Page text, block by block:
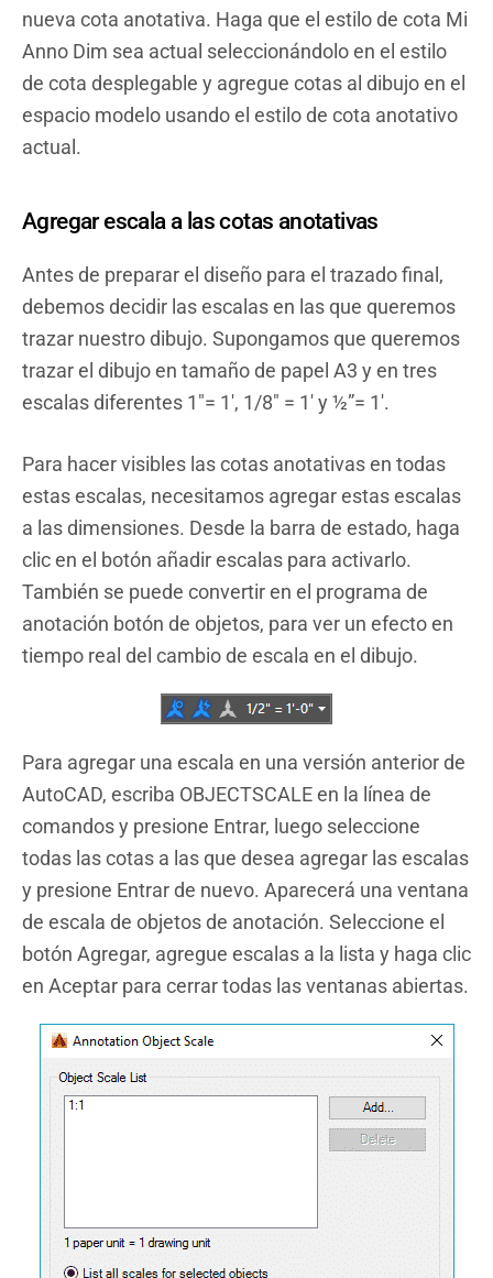
nueva cota anotativa. Haga que el estilo de cota Mi
Anno Dim sea actual seleccionándolo en el estilo
de cota desplegable y agregue cotas al dibujo en el
espacio modelo usando el estilo de cota anotativo
actual.
Agregar escala a las cotas anotativas
Antes de preparar el diseño para el trazado final,
debemos decidir las escalas en las que queremos
trazar nuestro dibujo. Supongamos que queremos
trazar el dibujo en tamaño de papel A3 y en tres
escalas diferentes 1″= 1′, 1/8″ = 1′ y ½”= 1′.
Para hacer visibles las cotas anotativas en todas
estas escalas, necesitamos agregar estas escalas
a las dimensiones. Desde la barra de estado, haga
clic en el botón añadir escalas para activarlo.
También se puede convertir en el programa de
anotación botón de objetos, para ver un efecto en
tiempo real del cambio de escala en el dibujo.
Para agregar una escala en una versión anterior de
AutoCAD, escriba OBJECTSCALE en la línea de
comandos y presione Entrar, luego seleccione
todas las cotas a las que desea agregar las escalas
y presione Entrar de nuevo. Aparecerá una ventana
de escala de objetos de anotación. Seleccione el
botón Agregar, agregue escalas a la lista y haga clic
en Aceptar para cerrar todas las ventanas abiertas.